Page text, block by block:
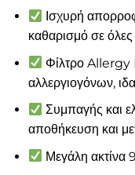
Ισχυρή
καθαρισμό σε όλες
Φίλτρο Allergy
αλλεργιογόνων,
Συμπαγής και
αποθήκευση και
Μεγάλη ακτίνα